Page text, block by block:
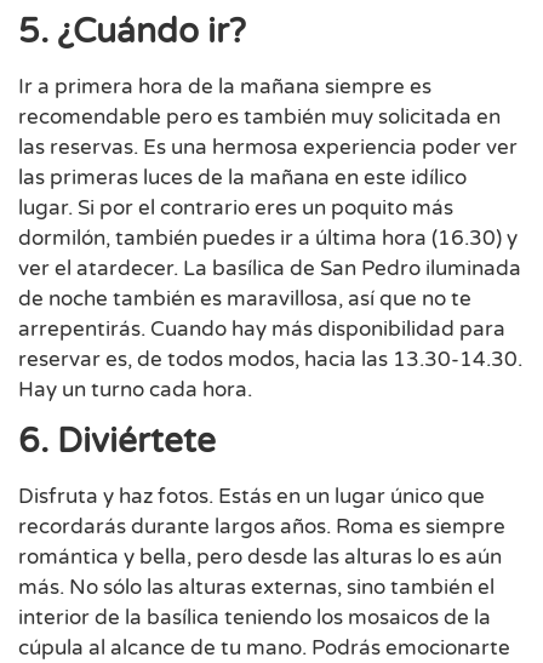
5. ¿Cuándo ir?
Ir a primera hora de la mañana siempre es
recomendable pero es también muy solicitada en
las reservas. Es una hermosa experiencia poder ver
las primeras luces de la mañana en este idílico
lugar. Si por el contrario eres un poquito más
dormilón, también puedes ir a última hora (16.30) y
ver el atardecer. La basílica de San Pedro iluminada
de noche también es maravillosa, así que no te
arrepentirás. Cuando hay más disponibilidad para
reservar es, de todos modos, hacia las 13.30-14.30.
Hay un turno cada hora.
6. Diviértete
Disfruta y haz fotos. Estás en un lugar único que
recordarás durante largos años. Roma es siempre
romántica y bella, pero desde las alturas lo es aún
más. No sólo las alturas externas, sino también el
interior de la basílica teniendo los mosaicos de la
cúpula al alcance de tu mano. Podrás emocionarte